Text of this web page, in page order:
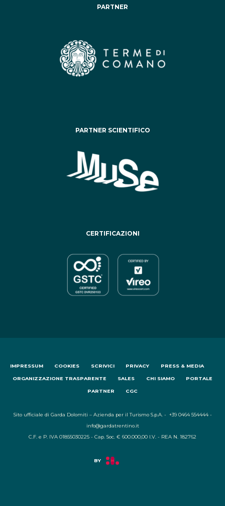
PARTNER
PARTNER SCIENTIFICO
CERTIFICAZIONI
IMPRESSUM COOKIES SCRIVICI PRIVACY PRESS & MEDIA
ORGANIZZAZIONE TRASPARENTE SALES CHI SIAMO PORTALE
PARTNER CGC
Sito ufficiale di Garda Dolomiti – Azienda per il Turismo S.p.A. - +39 0464 554444 -
info@gardatrentino.it
C.F. e P. IVA 01855030225 - Cap. Soc. € 600.000,00 I.V. - REA N. 182762